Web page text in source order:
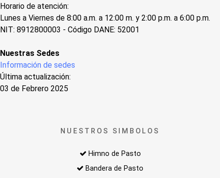
Horario de atención:
Lunes a Viernes de 8:00 a.m. a 12:00 m. y 2:00 p.m. a 6:00 p.m.
NIT: 8912800003 - Código DANE: 52001
Nuestras Sedes
Información de sedes
Última actualización:
03 de Febrero 2025
NUESTROS SIMBOLOS
Himno de Pasto
Bandera de Pasto